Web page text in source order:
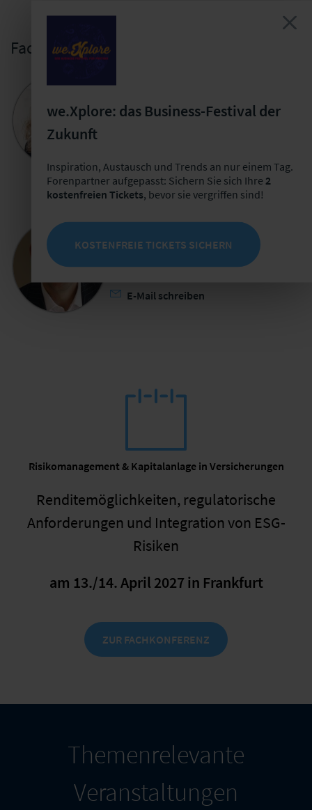
Fachliche Leitung
Franziska Bach
Projektmanagerin Risikomanagement &
Finanzen
E-Mail schreiben
Geschäftsführer RiskNET GmbH
E-Mail schreiben
Risikomanagement & Kapitalanlage in Versicherungen
Renditemöglichkeiten, regulatorische
Anforderungen und Integration von ESG-
Risiken
am 13./14. April 2027 in Frankfurt
ZUR FACHKONFERENZ
Themenrelevante
Veranstaltungen
we.Xplore: das Business-Festival der
Zukunft
Inspiration, Austausch und Trends an nur einem Tag.
Forenpartner aufgepasst: Sichern Sie sich Ihre 2
kostenfreien Tickets, bevor sie vergriffen sind!
KOSTENFREIE TICKETS SICHERN